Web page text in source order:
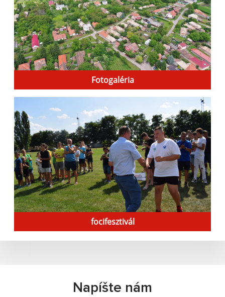
Fotogaléria
focifesztivál
Napíšte nám